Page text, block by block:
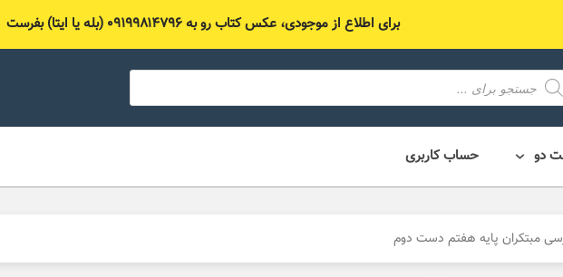
برای اطلاع از موجودی، عکس کتاب رو به ۰۹۱۹۹۸۱۴۷۹۶ (بله یا ایتا) بفرست
دو حساب کاربری
مبتکران پایه هفتم دست دوم